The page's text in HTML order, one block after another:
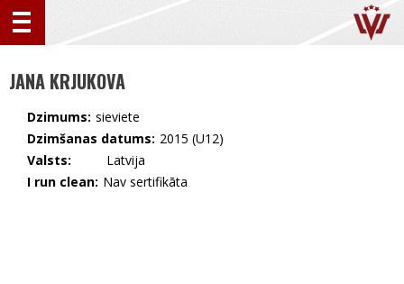
JANA KRJUKOVA
Dzimums: sieviete
Dzimšanas datums: 2015 (U12)
Valsts:
🇱🇻 Latvija
I run clean: Nav sertifikāta